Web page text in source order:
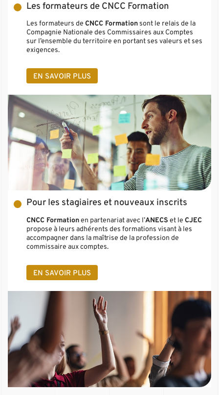
Les formateurs de CNCC Formation
Les formateurs deCNCC Formationsont le relais de la
Compagnie Nationale des Commissaires aux Comptes
sur l’ensemble du territoire en portant ses valeurs et ses
exigences.
EN SAVOIR PLUS
Pour les stagiaires et nouveaux inscrits
CNCC Formationen partenariat avec l’ANECS et leCJEC
propose à leurs adhérents des formations visant à les
accompagner dans la maîtrise de la profession de
commissaire aux comptes.
EN SAVOIR PLUS